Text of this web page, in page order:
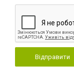
Відправити